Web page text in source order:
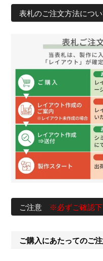
表札のご注文方法につい
ご注意 ※必ずご確認下
ご購入にあたってのご